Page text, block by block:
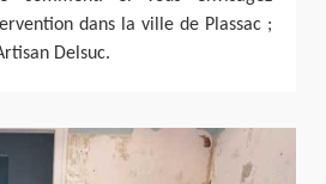
dans la ville de Plassac ;
Delsuc.